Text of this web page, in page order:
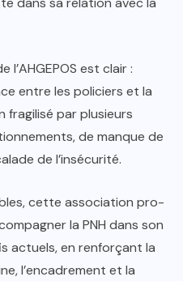
l’AHGEPOS est clair :
entre les policiers et la
fragilisé par plusieurs
de manque de
de l’insécurité.
cette association pro-
la PNH dans son
actuels, en renforçant la
l’encadrement et la